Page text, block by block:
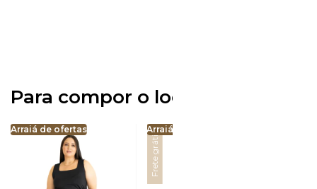
Para compor o look <3
Arraiá de ofertas Arraiá de ofertas
Frete grátis